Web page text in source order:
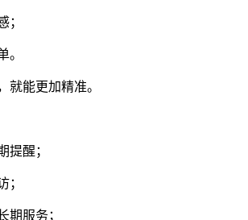
；
。
就能更加精准。
提醒；
；
期服务；